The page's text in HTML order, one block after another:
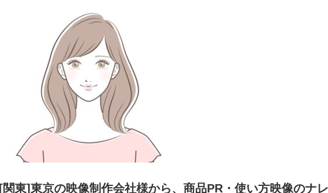
[関東]東京の映像制作会社様から、商品PR・使い方映像のナ